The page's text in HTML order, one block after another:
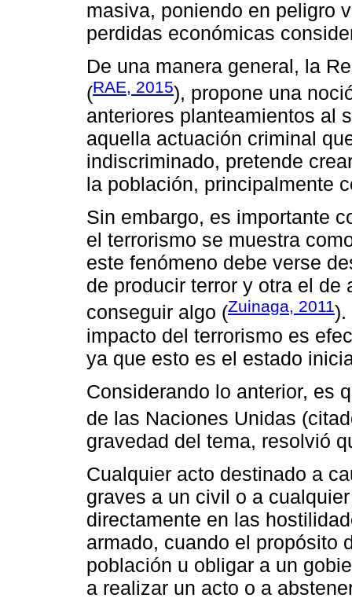
masiva, poniendo en peligro
perdidas económicas
De una manera general, la
(RAE, 2015), propone una
anteriores planteamientos al
aquella actuación criminal
indiscriminado, pretende
la población, principalmente
Sin embargo, es importante
el terrorismo se muestra
este fenómeno debe verse
de producir terror y otra el
conseguir algo (Zuinaga, 2011).
impacto del terrorismo es
ya que esto es el estado
Considerando lo anterior, es
de las Naciones Unidas
gravedad del tema, resolvió
Cualquier acto destinado a
graves a un civil o a
directamente en las
armado, cuando el propósito
población u obligar a un
a realizar un acto o a